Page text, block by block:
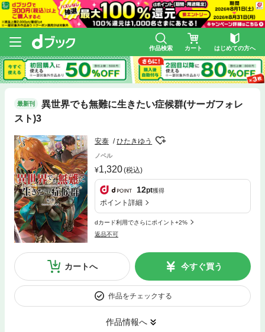
作品検索 カート はじめての方へ
最新刊
異世界でも無難に生きたい症候群(サーガフォレ
スト)3
安泰 ひたきゆう
ノベル
1,320(税込)
12pt獲得
ポイント詳細
dカード利用でさらにポイント+2%
返品不可
カートへ 今すぐ買う
作品をチェックする
作品情報へ